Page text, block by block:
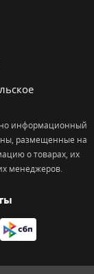
информационный
размещенные на
о товарах, их
менеджеров.